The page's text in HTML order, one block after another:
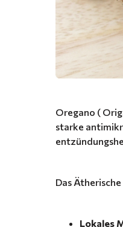
Oregano (
starke
Das
Lokales